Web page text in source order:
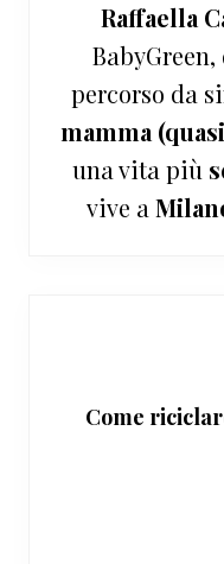
Raffaella
percorso da
mamma
una vita più
vive a
Come